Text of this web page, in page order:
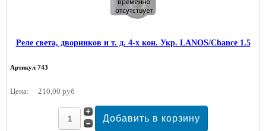
Реле света, дворников и т. д. 4-х кон. Укр. LANOS/Chance 1.5
Артикул 743
Цена: 210,00 руб